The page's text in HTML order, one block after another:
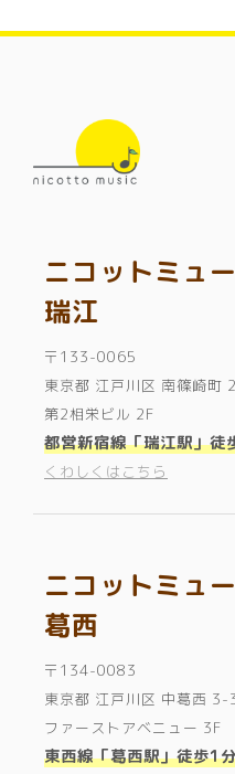
ニコットミュ
瑞江
〒133-0065
東京都 江戸川区 南篠崎町
第2相栄ビル 2F
都営新宿線「瑞江駅」徒
くわしくはこちら
ニコットミュ
葛西
〒134-0083
東京都 江戸川区 中葛西 3-
ファーストアベニュー 3F
東西線「葛西駅」徒歩1